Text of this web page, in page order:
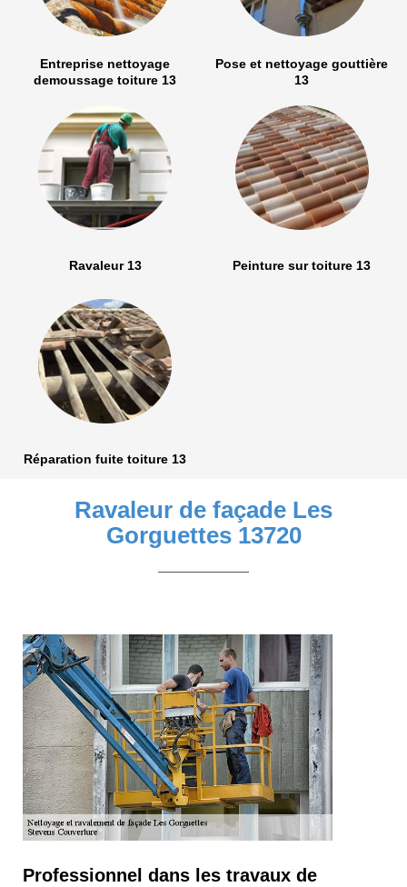
Entreprise nettoyage
demoussage toiture 13
Pose et nettoyage gouttière
13
Ravaleur 13 Peinture sur toiture 13
Réparation fuite toiture 13
Ravaleur de façade Les
Gorguettes 13720
Professionnel dans les travaux de